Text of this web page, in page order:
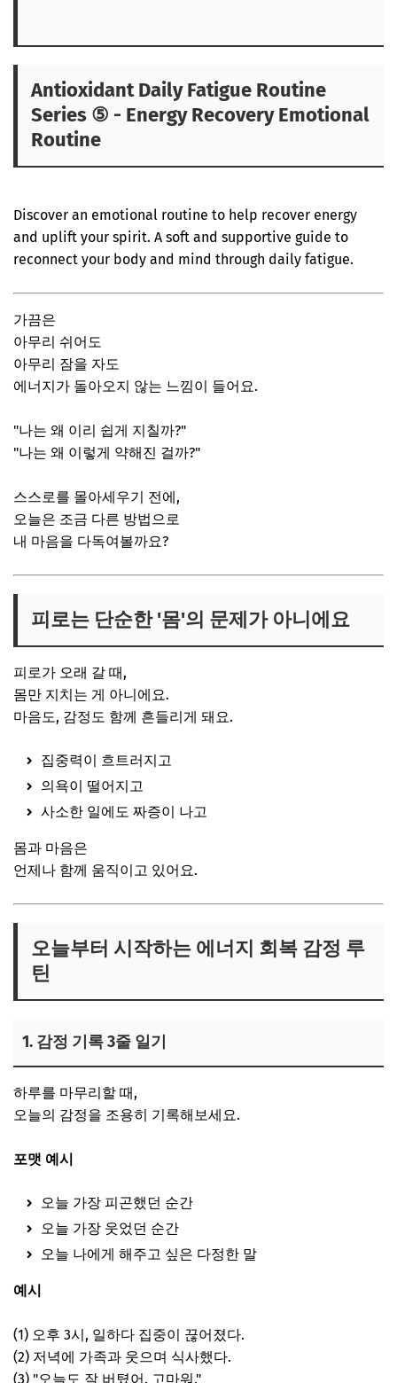
Antioxidant Daily Fatigue Routine
Series ⑤ - Energy Recovery Emotional
Routine
Discover an emotional routine to help recover energy
and uplift your spirit. A soft and supportive guide to
reconnect your body and mind through daily fatigue.
가끔은
아무리 쉬어도
아무리 잠을 자도
에너지가 돌아오지 않는 느낌이 들어요.
"나는 왜 이리 쉽게 지칠까?"
"나는 왜 이렇게 약해진 걸까?"
스스로를 몰아세우기 전에,
오늘은 조금 다른 방법으로
내 마음을 다독여볼까요?
피로는 단순한 '몸'의 문제가 아니에요
피로가 오래 갈 때,
몸만 지치는 게 아니에요.
마음도, 감정도 함께 흔들리게 돼요.
집중력이 흐트러지고
의욕이 떨어지고
사소한 일에도 짜증이 나고
몸과 마음은
언제나 함께 움직이고 있어요.
오늘부터 시작하는 에너지 회복 감정 루
틴
1. 감정 기록 3줄 일기
하루를 마무리할 때,
오늘의 감정을 조용히 기록해보세요.
포맷 예시
오늘 가장 피곤했던 순간
오늘 가장 웃었던 순간
오늘 나에게 해주고 싶은 다정한 말
예시
(1) 오후 3시, 일하다 집중이 끊어졌다.
(2) 저녁에 가족과 웃으며 식사했다.
(3) "오늘도 잘 버텼어. 고마워."